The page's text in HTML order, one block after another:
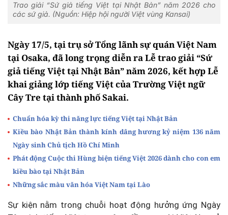
Trao giải “Sứ giả tiếng Việt tại Nhật Bản” năm 2026 cho
các sứ giả. (Nguồn: Hiệp hội người Việt vùng Kansai)
Ngày 17/5, tại trụ sở Tổng lãnh sự quán Việt Nam
tại Osaka, đã long trọng diễn ra Lễ trao giải “Sứ
giả tiếng Việt tại Nhật Bản” năm 2026, kết hợp Lễ
khai giảng lớp tiếng Việt của Trường Việt ngữ
Cây Tre tại thành phố Sakai.
Chuẩn hóa kỳ thi năng lực tiếng Việt tại Nhật Bản
Kiều bào Nhật Bản thành kính dâng hương kỷ niệm 136 năm
Ngày sinh Chủ tịch Hồ Chí Minh
Phát động Cuộc thi Hùng biện tiếng Việt 2026 dành cho con em
kiều bào tại Nhật Bản
Những sắc màu văn hóa Việt Nam tại Lào
Sự kiện nằm trong chuỗi hoạt động hưởng ứng Ngày